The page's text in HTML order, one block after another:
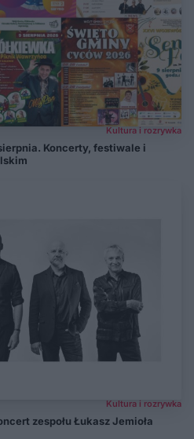
Kultura i rozrywka
Koncerty, festiwale i
Kultura i rozrywka
zespołu Łukasz Jemioła